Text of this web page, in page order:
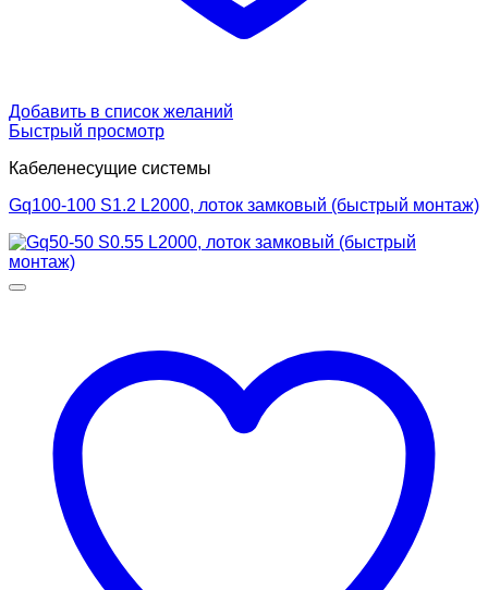
Добавить в список желаний
Быстрый просмотр
Кабеленесущие системы
Gq100-100 S1.2 L2000, лоток замковый (быстрый монтаж)